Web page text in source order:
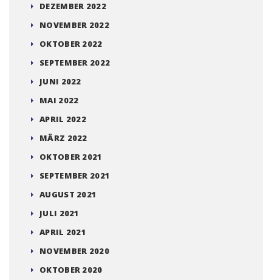
DEZEMBER 2022
NOVEMBER 2022
OKTOBER 2022
SEPTEMBER 2022
JUNI 2022
MAI 2022
APRIL 2022
MÄRZ 2022
OKTOBER 2021
SEPTEMBER 2021
AUGUST 2021
JULI 2021
APRIL 2021
NOVEMBER 2020
OKTOBER 2020